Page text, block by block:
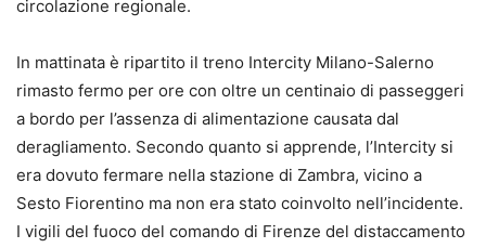
circolazione regionale.
In mattinata è ripartito il treno Intercity Milano-Salerno
rimasto fermo per ore con oltre un centinaio di passeggeri
a bordo per l’assenza di alimentazione causata dal
deragliamento. Secondo quanto si apprende, l’Intercity si
era dovuto fermare nella stazione di Zambra, vicino a
Sesto Fiorentino ma non era stato coinvolto nell’incidente.
I vigili del fuoco del comando di Firenze del distaccamento